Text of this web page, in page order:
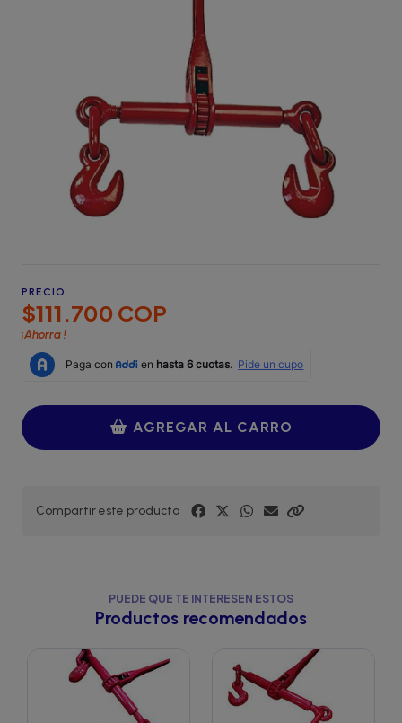
PRECIO
$111.700 COP
¡Ahorra!
AGREGAR AL CARRO
Compartir este producto
PUEDE QUE TE INTERESEN ESTOS
Productos recomendados